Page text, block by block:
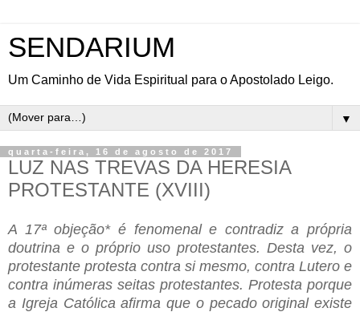
SENDARIUM
Um Caminho de Vida Espiritual para o Apostolado Leigo.
▼
quarta-feira, 16 de agosto de 2017
LUZ NAS TREVAS DA HERESIA
PROTESTANTE (XVIII)
A 17ª objeção* é fenomenal e contradiz a própria
doutrina e o próprio uso protestantes. Desta vez, o
protestante protesta contra si mesmo, contra Lutero e
contra inúmeras seitas protestantes. Protesta porque
a Igreja Católica afirma que o pecado original existe